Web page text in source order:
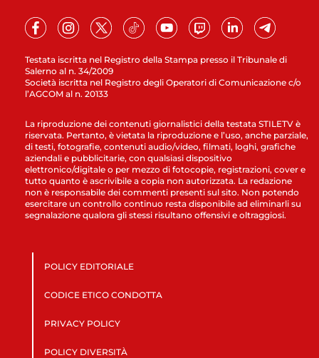
Testata iscritta nel Registro della Stampa presso il Tribunale di
Salerno al n. 34/2009
Società iscritta nel Registro degli Operatori di Comunicazione c/o
l’AGCOM al n. 20133
La riproduzione dei contenuti giornalistici della testata STILETV è
riservata. Pertanto, è vietata la riproduzione e l’uso, anche parziale,
di testi, fotografie, contenuti audio/video, filmati, loghi, grafiche
aziendali e pubblicitarie, con qualsiasi dispositivo
elettronico/digitale o per mezzo di fotocopie, registrazioni, cover e
tutto quanto è ascrivibile a copia non autorizzata. La redazione
non è responsabile dei commenti presenti sul sito. Non potendo
esercitare un controllo continuo resta disponibile ad eliminarli su
segnalazione qualora gli stessi risultano offensivi e oltraggiosi.
POLICY EDITORIALE
CODICE ETICO CONDOTTA
PRIVACY POLICY
POLICY DIVERSITÀ